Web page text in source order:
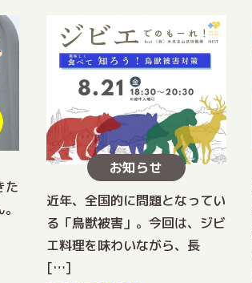
た
お知らせ
近年、全国的に問題となってい
る「鳥獣被害」。今回は、ジビ
エ料理を味わいながら、長
[…]